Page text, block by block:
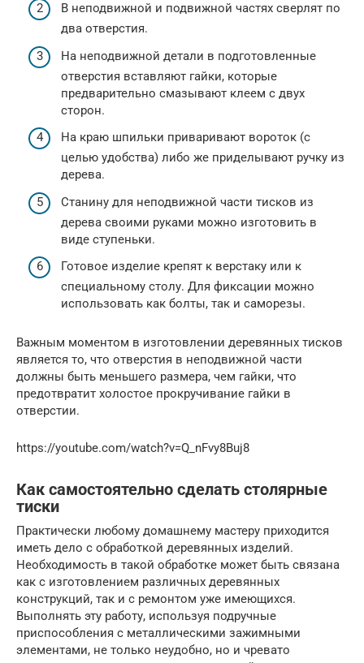
В неподвижной и подвижной частях сверлят по
два отверстия.
На неподвижной детали в подготовленные
отверстия вставляют гайки, которые
предварительно смазывают клеем с двух
сторон.
На краю шпильки приваривают вороток (с
целью удобства) либо же приделывают ручку из
дерева.
Станину для неподвижной части тисков из
дерева своими руками можно изготовить в
виде ступеньки.
Готовое изделие крепят к верстаку или к
специальному столу. Для фиксации можно
использовать как болты, так и саморезы.
Важным моментом в изготовлении деревянных тисков
является то, что отверстия в неподвижной части
должны быть меньшего размера, чем гайки, что
предотвратит холостое прокручивание гайки в
отверстии.
https://youtube.com/watch?v=Q_nFvy8Buj8
Как самостоятельно сделать столярные
тиски
Практически любому домашнему мастеру приходится
иметь дело с обработкой деревянных изделий.
Необходимость в такой обработке может быть связана
как с изготовлением различных деревянных
конструкций, так и с ремонтом уже имеющихся.
Выполнять эту работу, используя подручные
приспособления с металлическими зажимными
элементами, не только неудобно, но и чревато